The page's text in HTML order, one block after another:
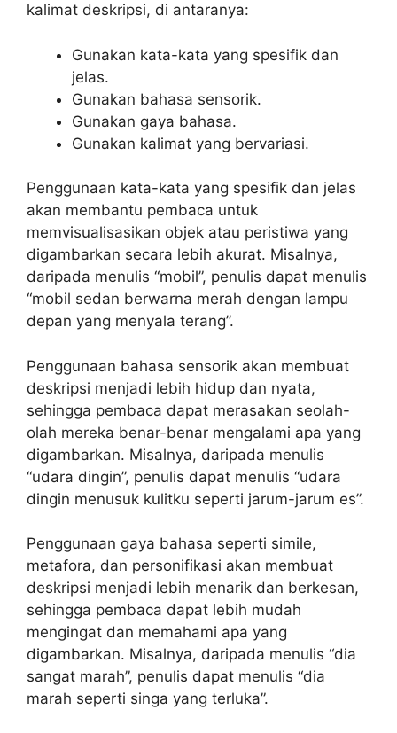
kalimat deskripsi, di antaranya:
Gunakan kata-kata yang spesifik dan
jelas.
Gunakan bahasa sensorik.
Gunakan gaya bahasa.
Gunakan kalimat yang bervariasi.
Penggunaan kata-kata yang spesifik dan jelas
akan membantu pembaca untuk
memvisualisasikan objek atau peristiwa yang
digambarkan secara lebih akurat. Misalnya,
daripada menulis “mobil”, penulis dapat menulis
“mobil sedan berwarna merah dengan lampu
depan yang menyala terang”.
Penggunaan bahasa sensorik akan membuat
deskripsi menjadi lebih hidup dan nyata,
sehingga pembaca dapat merasakan seolah-
olah mereka benar-benar mengalami apa yang
digambarkan. Misalnya, daripada menulis
“udara dingin”, penulis dapat menulis “udara
dingin menusuk kulitku seperti jarum-jarum es”.
Penggunaan gaya bahasa seperti simile,
metafora, dan personifikasi akan membuat
deskripsi menjadi lebih menarik dan berkesan,
sehingga pembaca dapat lebih mudah
mengingat dan memahami apa yang
digambarkan. Misalnya, daripada menulis “dia
sangat marah”, penulis dapat menulis “dia
marah seperti singa yang terluka”.